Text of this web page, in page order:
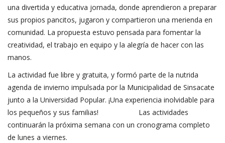
una divertida y educativa jornada, donde aprendieron a preparar
sus propios pancitos, jugaron y compartieron una merienda en
comunidad. La propuesta estuvo pensada para fomentar la
creatividad, el trabajo en equipo y la alegría de hacer con las
manos.
La actividad fue libre y gratuita, y formó parte de la nutrida
agenda de invierno impulsada por la Municipalidad de Sinsacate
junto a la Universidad Popular. ¡Una experiencia inolvidable para
los pequeños y sus familias! Las actividades
continuarán la próxima semana con un cronograma completo
de lunes a viernes.